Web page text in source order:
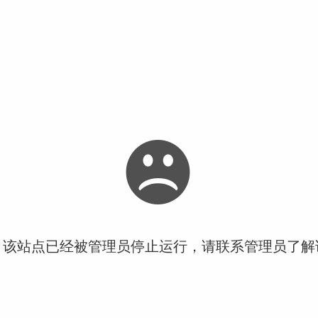
站点已经被管理员停止运行，请联系管理员了